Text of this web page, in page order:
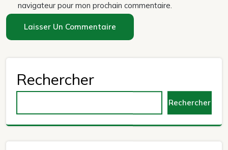
navigateur pour mon prochain commentaire.
Rechercher
Rechercher